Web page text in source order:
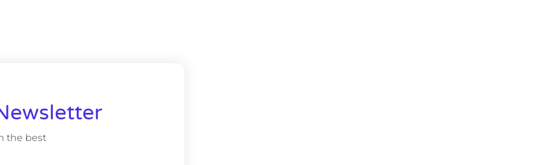
the best